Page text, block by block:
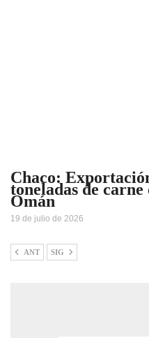
Chaco:
toneladas de
Omán
19 de julio de 2026
ANT SIG